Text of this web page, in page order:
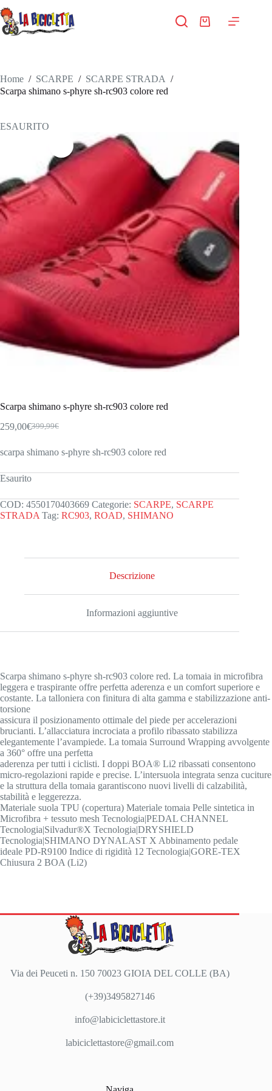
al
contenuto
Carrello
Home / SCARPE / SCARPE STRADA /
Scarpa shimano s-phyre sh-rc903 colore red
ESAURITO
Scarpa shimano s-phyre sh-rc903 colore red
399,99€
Il
originale
399,99€.
259,00€Il
attuale
259,00€.
scarpa shimano s-phyre sh-rc903 colore red
Esaurito
COD: 4550170403669 Categorie: SCARPE, SCARPE
STRADA Tag: RC903, ROAD, SHIMANO
Descrizione
Informazioni aggiuntive
Scarpa shimano s-phyre sh-rc903 colore red. La tomaia in microfibra
leggera e traspirante offre perfetta aderenza e un comfort superiore e
costante. La talloniera con finitura di alta gamma e stabilizzazione anti-
torsione
assicura il posizionamento ottimale del piede per accelerazioni
brucianti. L’allacciatura incrociata a profilo ribassato stabilizza
elegantemente l’avampiede. La tomaia Surround Wrapping avvolgente
a 360° offre una perfetta
aderenza per tutti i ciclisti. I doppi BOA® Li2 ribassati consentono
micro-regolazioni rapide e precise. L’intersuola integrata senza cuciture
e la struttura della tomaia garantiscono nuovi livelli di calzabilità,
stabilità e leggerezza.
Materiale suola TPU (copertura) Materiale tomaia Pelle sintetica in
Microfibra + tessuto mesh Tecnologia|PEDAL CHANNEL
Tecnologia|Silvadur®X Tecnologia|DRYSHIELD
Tecnologia|SHIMANO DYNALAST X Abbinamento pedale
ideale PD-R9100 Indice di rigidità 12 Tecnologia|GORE-TEX
Chiusura 2 BOA (Li2)
Via dei Peuceti n. 150 70023 GIOIA DEL COLLE (BA)
(+39)3495827146
info@labiciclettastore.it
labiciclettastore@gmail.com